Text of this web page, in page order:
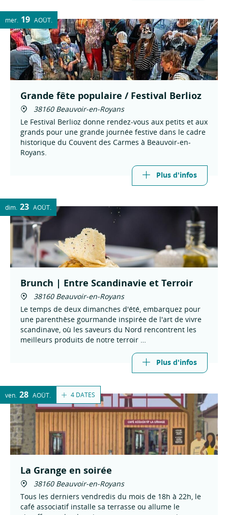
mer. 19 AOÛT
Grande fête populaire / Festival Berlioz
38160 Beauvoir-en-Royans
Le Festival Berlioz donne rendez-vous aux petits et aux
grands pour une grande journée festive dans le cadre
historique du Couvent des Carmes à Beauvoir-en-
Royans.
Plus d'infos
dim. 23 AOÛT
Brunch | Entre Scandinavie et Terroir
38160 Beauvoir-en-Royans
Le temps de deux dimanches d'été, embarquez pour
une parenthèse gourmande inspirée de l'art de vivre
scandinave, où les saveurs du Nord rencontrent les
meilleurs produits de notre terroir
Plus d'infos
4 DATES
ven. 28 AOÛT
La Grange en soirée
38160 Beauvoir-en-Royans
Tous les derniers vendredis du mois de 18h à 22h, le
café associatif installe sa terrasse ou allume le